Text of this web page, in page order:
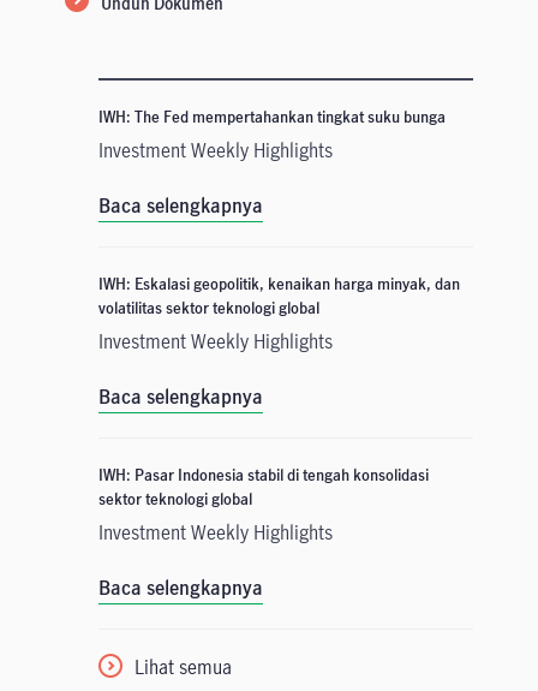
IWH: The Fed mempertahankan tingkat suku bunga
Investment Weekly Highlights
Baca selengkapnya
IWH: Eskalasi geopolitik, kenaikan harga minyak, dan
volatilitas sektor teknologi global
Investment Weekly Highlights
Baca selengkapnya
IWH: Pasar Indonesia stabil di tengah konsolidasi
sektor teknologi global
Investment Weekly Highlights
Baca selengkapnya
Lihat semua